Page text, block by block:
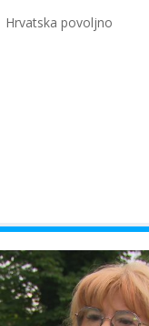
Hrvatska povoljno